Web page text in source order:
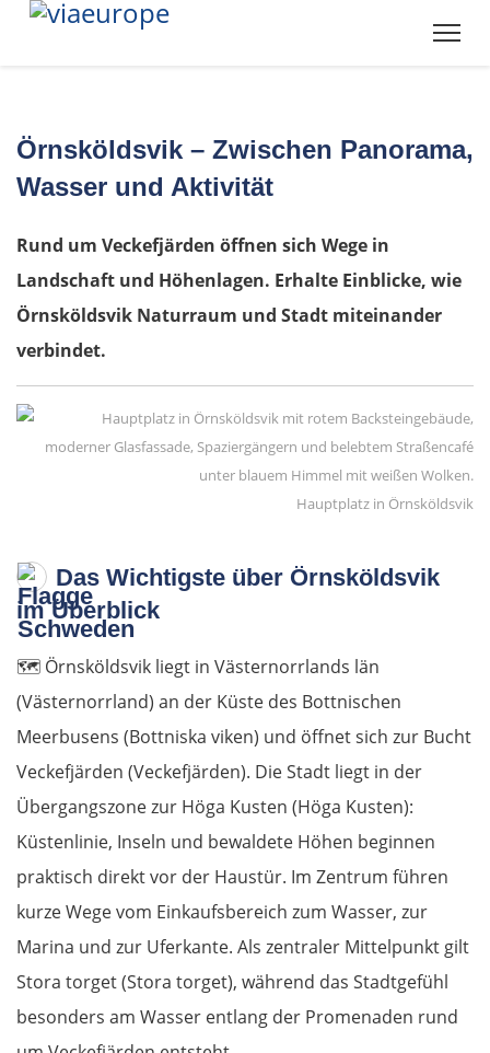
Örnsköldsvik – Zwischen Panorama,
Wasser und Aktivität
Rund um Veckefjärden öffnen sich Wege in
Landschaft und Höhenlagen. Erhalte Einblicke, wie
Örnsköldsvik Naturraum und Stadt miteinander
verbindet.
Hauptplatz in Örnsköldsvik
Das Wichtigste über Örnsköldsvik
im Überblick
🗺️ Örnsköldsvik liegt in Västernorrlands län
(Västernorrland) an der Küste des Bottnischen
Meerbusens (Bottniska viken) und öffnet sich zur Bucht
Veckefjärden (Veckefjärden). Die Stadt liegt in der
Übergangszone zur Höga Kusten (Höga Kusten):
Küstenlinie, Inseln und bewaldete Höhen beginnen
praktisch direkt vor der Haustür. Im Zentrum führen
kurze Wege vom Einkaufsbereich zum Wasser, zur
Marina und zur Uferkante. Als zentraler Mittelpunkt gilt
Stora torget (Stora torget), während das Stadtgefühl
besonders am Wasser entlang der Promenaden rund
Salacgrīva
Bauska
Litauen
Panevėžys
Ukmergė
Vilnius
Suwałki
Ełk
Łomża
Wyszków
Warschau
Żyrardów
Łódź